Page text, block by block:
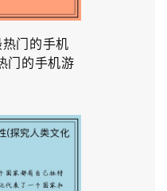
门的手机
门的手机游